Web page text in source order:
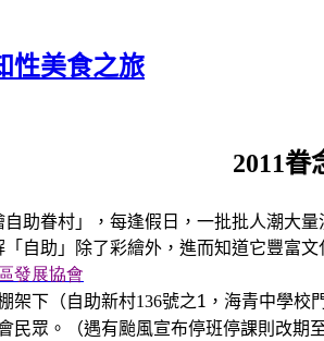
性美食之旅
2011眷
助眷村」，每逢假日，一批批人潮大
自助」除了彩繪外，進而知道它豐富
發展協會
架下（自助新村136號之1 ，海青中學校
眾。（遇有颱風宣布停班停課則改期至